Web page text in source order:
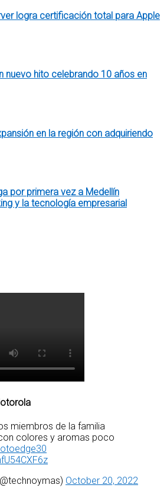
logra certificación total para Apple
nuevo hito celebrando 10 años en
en la región con adquiriendo
por primera vez a Medellín
y la tecnología empresarial
miembros de la familia
colores y aromas poco
October 20, 2022